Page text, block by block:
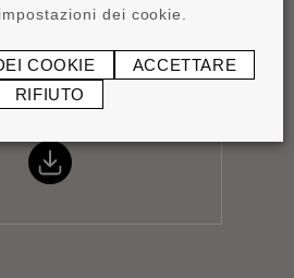
dei cookie.
COOKIE
ACCETTARE
RIFIUTO